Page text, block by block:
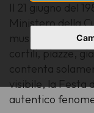
Il 21 giugno del
Ministero della
musicisti
cortili, piazze,
contenta
visibile, la Festa
autentico